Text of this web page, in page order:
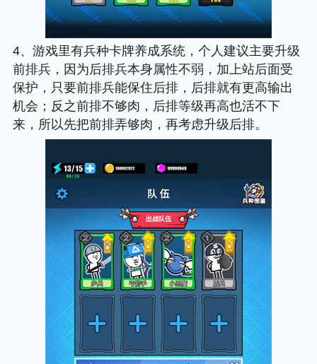
4、游戏里有兵种卡牌养成系统，个人建议主要升级
前排兵，因为后排兵本身属性不弱，加上站后面受
保护，只要前排兵能保住后排，后排就有更高输出
机会；反之前排不够肉，后排等级再高也活不下
来，所以先把前排弄够肉，再考虑升级后排。